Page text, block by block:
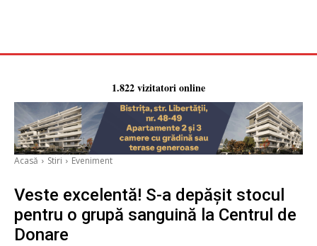
1.822 vizitatori online
Acasă Stiri Eveniment
Veste excelentă! S-a depășit stocul
pentru o grupă sanguină la Centrul de
Donare